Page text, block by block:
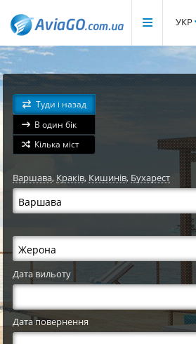
УКР
Туди і назад
В один бік
Кілька міст
Варшава,Краків, Кишинів, Бухарест
Дата вильоту
Дата повернення